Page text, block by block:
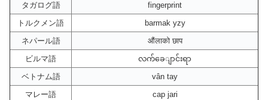
タガログ語
fingerprint
トルクメン語
barmak yzy
ネパール語
औंलाको छाप
ビルマ語
လက်ခေျာင်းရာ
ベトナム語
vân tay
マレー語
cap jari